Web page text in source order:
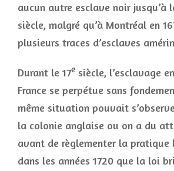
aucun autre esclave noir jusqu’à
siècle, malgré qu’à Montréal en
plusieurs traces d’esclaves
Durant le 17e siècle, l’esclavage
France se perpétue sans
même situation pouvait
la colonie anglaise ou on a du
avant de règlementer la pratique
dans les années 1720 que la loi